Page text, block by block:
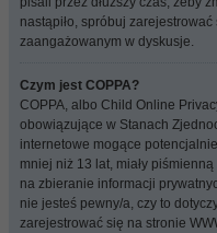
nastąpiło, spróbuj
zaangażowanym w dyskusje.
Czym jest COPPA?
COPPA, albo Child Online
obowiązujące w Stanach
internetowe mogące
mniej niż 13 lat, miały
na zbieranie informacji
nie jesteś pewny/a, czy to
zarejestrować się na stronie